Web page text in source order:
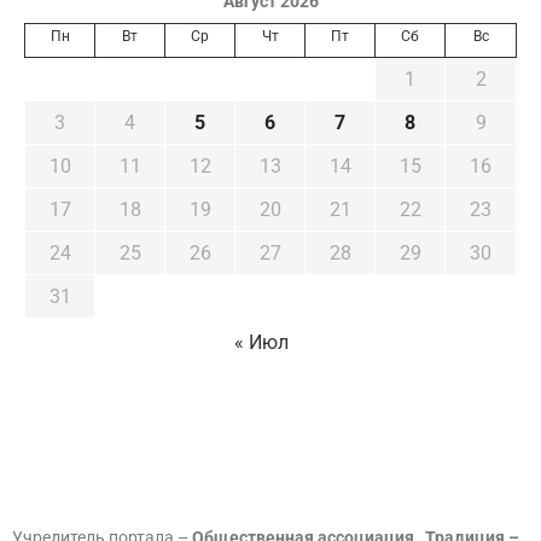
Пн Вт Ср Чт Пт Сб Вс
1
2
3
4 5 6 7 8
9
10
11 12 13 14 15
16
17
18 19 20 21 22
23
24
25 26 27 28 29
30
31
« Июл